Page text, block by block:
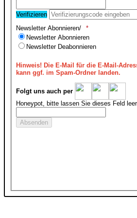
Verifizieren
Newsletter Abonnieren/
Newsletter Abonnieren
Newsletter Deabonnieren
Hinweis! Die E-Mail für die E-Mail-
kann ggf. im Spam-Ordner landen.
Folgt uns auch per
Honeypot, bitte lassen Sie dieses Feld leer